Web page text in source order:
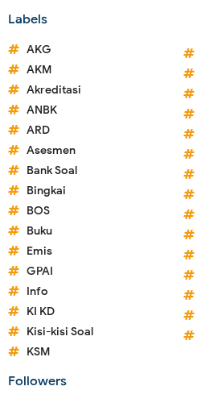
Labels
AKG
AKM
Akreditasi
ANBK
ARD
Asesmen
Bank Soal
Bingkai
BOS
Buku
Emis
GPAI
Info
KI KD
Kisi-kisi Soal
KSM
Followers